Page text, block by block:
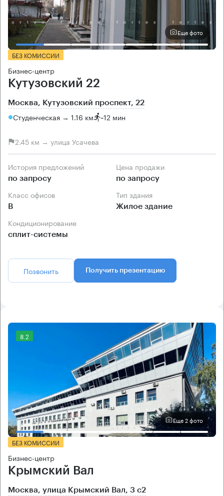
Еще фото
БЕЗ КОМИССИИ
Бизнес-центр
Кутузовский 22
Москва, Кутузовский проспект, 22
Студенческая → 1.16 км ~12 мин
2.45 км → улица Усачева
История предложений
по запросу
Цена продажи
по запросу
Класс офисов
B
Тип здания
Жилое здание
Кондиционирование
сплит-системы
Позвонить Получить презентацию
8.2
Еще 2 фото
БЕЗ КОМИССИИ
Бизнес-центр
Крымский Вал
Москва, улица Крымский Вал, 3 с2